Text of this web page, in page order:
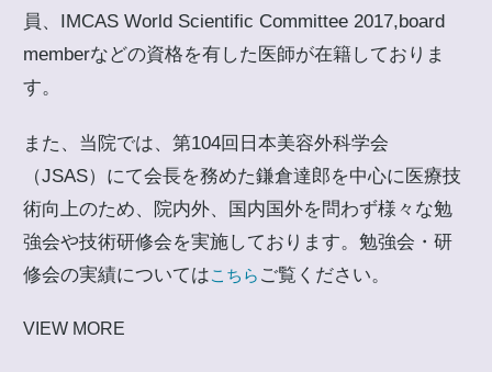
員、IMCAS World Scientific Committee 2017,board
memberなどの資格を有した医師が在籍しておりま
す。
また、当院では、第104回日本美容外科学会
（JSAS）にて会長を務めた鎌倉達郎を中心に医療技
術向上のため、院内外、国内国外を問わず様々な勉
強会や技術研修会を実施しております。勉強会・研
修会の実績についてはこちら ご覧ください。
VIEW MORE